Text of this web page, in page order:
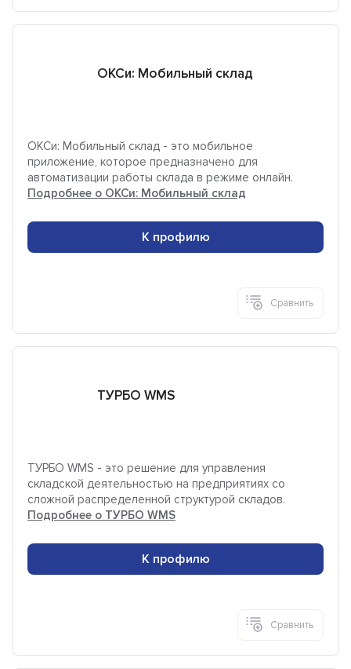
ОКСи: Мобильный склад
ОКСи: Мобильный склад - это мобильное
приложение, которое предназначено для
автоматизации работы склада в режиме онлайн.
Подробнее о ОКСи: Мобильный склад
К профилю
Сравнить
ТУРБО WMS
ТУРБО WMS - это решение для управления
складской деятельностью на предприятиях со
сложной распределенной структурой складов.
Подробнее о ТУРБО WMS
К профилю
Сравнить